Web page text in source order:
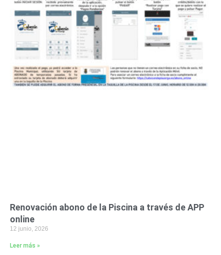
Renovación abono de la Piscina a través de APP
online
12 junio, 2026
Leer más »
n
n
n
a
n
n
n
a
n
a